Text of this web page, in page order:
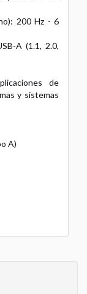
200 Hz - 6
A (1.1, 2.0,
de
y sistemas
A)